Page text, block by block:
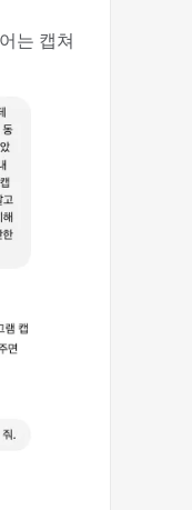
는 캡쳐